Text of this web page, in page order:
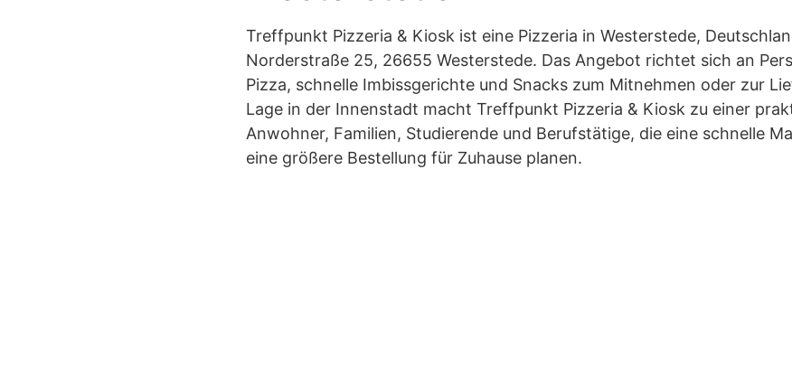
Treffpunkt Pizzeria & Kiosk ist eine Pizzeria in Westerstede,
Norderstraße 25, 26655 Westerstede. Das Angebot richtet sich an
Pizza, schnelle Imbissgerichte und Snacks zum Mitnehmen oder zur
Lage in der Innenstadt macht Treffpunkt Pizzeria & Kiosk zu einer
Anwohner, Familien, Studierende und Berufstätige, die eine schnelle
eine größere Bestellung für Zuhause planen.